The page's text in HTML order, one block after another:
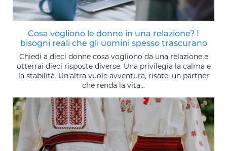
Cosa vogliono le donne in una relazione? I
bisogni reali che gli uomini spesso trascurano
Chiedi a dieci donne cosa vogliono da una relazione e
otterrai dieci risposte diverse. Una privilegia la calma e
la stabilità. Un'altra vuole avventura, risate, un partner
che renda la vita...